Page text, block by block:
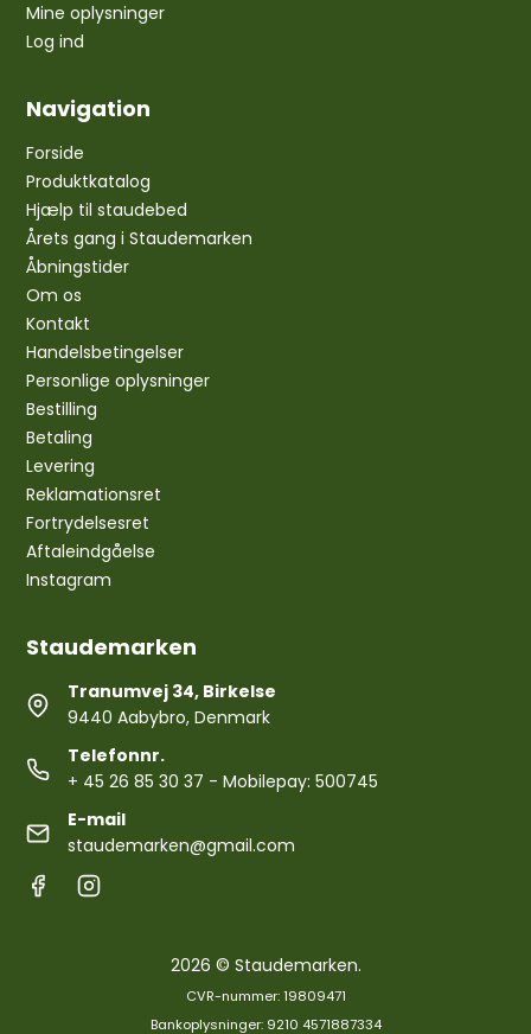
Mine oplysninger
Log ind
Navigation
Forside
Produktkatalog
Hjælp til staudebed
Årets gang i Staudemarken
Åbningstider
Om os
Kontakt
Handelsbetingelser
Personlige oplysninger
Bestilling
Betaling
Levering
Reklamationsret
Fortrydelsesret
Aftaleindgåelse
Instagram
Staudemarken
Tranumvej 34, Birkelse
9440 Aabybro, Denmark
Telefonnr.
+ 45 26 85 30 37 - Mobilepay: 500745
E-mail
staudemarken@gmail.com
2026 © Staudemarken.
CVR-nummer: 19809471
Bankoplysninger: 9210 4571887334